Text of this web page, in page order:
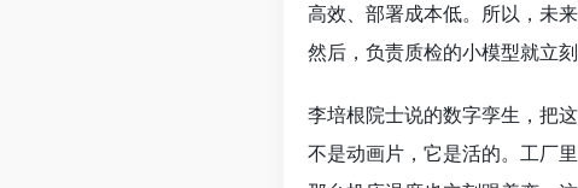
高效、部署成本低。所以，未
然后，负责质检的小模型就立
李培根院士说的数字孪生，把
不是动画片，它是活的。工厂